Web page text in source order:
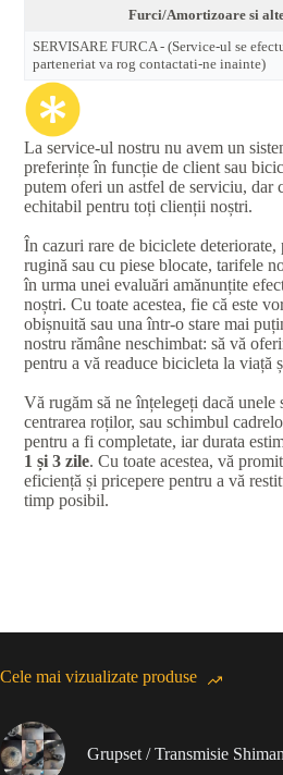
Furci/Amortizoare si
SERVISARE FURCA - (Service-ul se
parteneriat va rog contactati-ne inainte)
La service-ul nostru nu avem un
preferințe în funcție de client sau
putem oferi un astfel de serviciu, dar
echitabil pentru toți clienții noștri.
În cazuri rare de biciclete deteriorate,
rugină sau cu piese blocate, tarifele
în urma unei evaluări amănunțite
noștri. Cu toate acestea, fie că este
obișnuită sau una într-o stare mai
nostru rămâne neschimbat: să vă
pentru a vă readuce bicicleta la viață
Vă rugăm să ne înțelegeți dacă
centrarea roților, sau schimbul
pentru a fi completate, iar durata
1 și 3 zile. Cu toate acestea, vă
eficiență și pricepere pentru a vă
timp posibil.
Cele mai vizualizate produse
Grupset / Transmisie